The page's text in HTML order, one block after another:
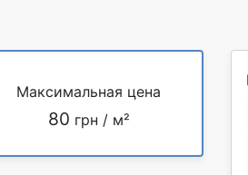
Максимальная цена
80 грн / м²